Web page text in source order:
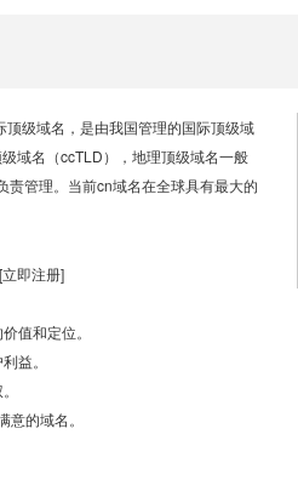
顶级域名，是由我国管理的国际顶级域
域名（ccTLD），地理顶级域名一般
责管理。当前cn域名在全球具有最大的
[立即注册]
值和定位。
益。
的域名。